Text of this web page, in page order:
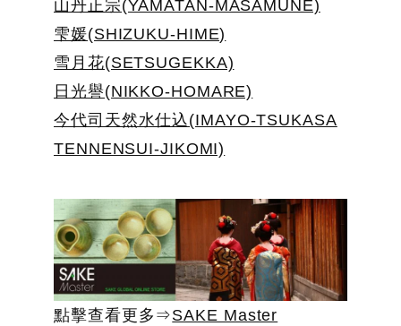
山丹正宗(YAMATAN-MASAMUNE)
雫媛(SHIZUKU-HIME)
雪月花(SETSUGEKKA)
日光譽(NIKKO-HOMARE)
今代司天然水仕込(IMAYO-TSUKASA
TENNENSUI-JIKOMI)
點擊查看更多⇒SAKE Master